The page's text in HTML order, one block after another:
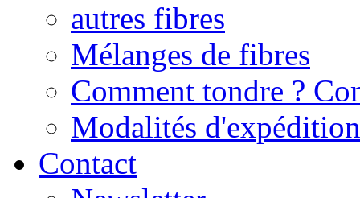
autres fibres
Mélanges de fibres
Comment tondre ?
Modalités
Contact